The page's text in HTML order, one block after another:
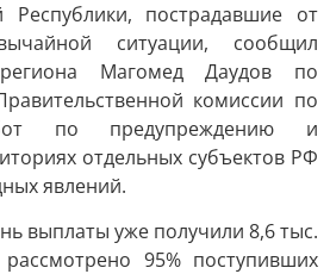
Республики, пострадавшие от
ситуации, сообщил
Магомед Даудов по
комиссии по
по предупреждению и
отдельных субъектов РФ
явлений.
выплаты уже получили 8,6 тыс.
95% поступивших